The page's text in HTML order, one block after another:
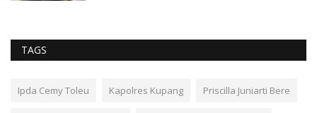
TAGS
Ipda Cemy Toleu Kapolres Kupang Priscilla Juniarti Bere